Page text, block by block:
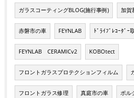
ガラスコーティングBLOG(施行事例) 加賀
赤磐市の車 FEYNLAB ﾄﾞﾗｲﾌﾞﾚｺｰﾀﾞｰ
FEYNLAB CERAMICv2 KOBOtect
フロントガラスプロテクションフィルム
フロントガラス修理 真庭市の車 ポル